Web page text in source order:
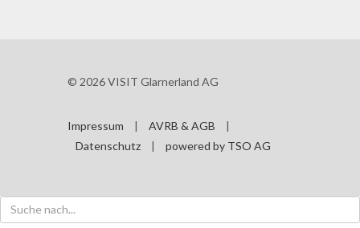
© 2026 VISIT Glarnerland AG
Impressum | AVRB & AGB
|
Datenschutz
| powered by TSO AG